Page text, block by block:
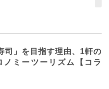
司」を目指す理由、1軒の
ミーツーリズム【コラ